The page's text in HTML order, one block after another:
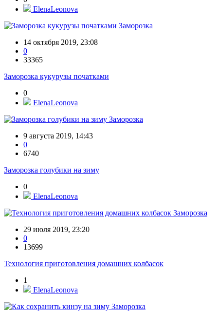
ElenaLeonova
Заморозка
14 октября 2019, 23:08
0
33365
Заморозка кукурузы початками
0
ElenaLeonova
Заморозка
9 августа 2019, 14:43
0
6740
Заморозка голубики на зиму
0
ElenaLeonova
Заморозка
29 июля 2019, 23:20
0
13699
Технология приготовления домашних колбасок
1
ElenaLeonova
Заморозка